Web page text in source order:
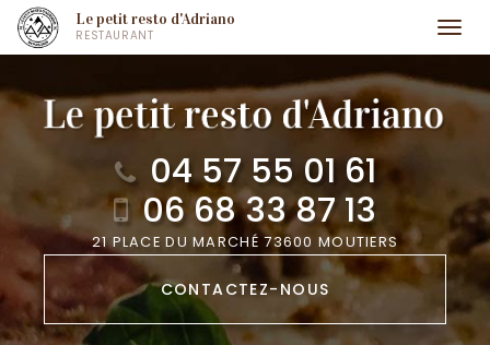
Aller
au
principal
Le petit resto d'Adriano
RESTAURANT
04 57 55 01 61
06 68 33 87 13
21 PLACE DU MARCHÉ 73600 MOUTIERS
CONTACTEZ-NOUS